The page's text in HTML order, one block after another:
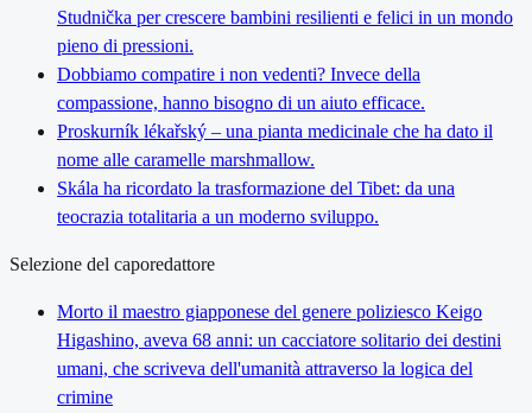
Studnička per crescere bambini resilienti e felici in un mondo
pieno di pressioni.
Dobbiamo compatire i non vedenti? Invece della
compassione, hanno bisogno di un aiuto efficace.
Proskurník lékařský – una pianta medicinale che ha dato il
nome alle caramelle marshmallow.
Skála ha ricordato la trasformazione del Tibet: da una
teocrazia totalitaria a un moderno sviluppo.
Selezione del caporedattore
Morto il maestro giapponese del genere poliziesco Keigo
Higashino, aveva 68 anni: un cacciatore solitario dei destini
umani, che scriveva dell'umanità attraverso la logica del
crimine